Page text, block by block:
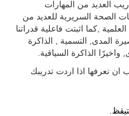
العديد من المهارات
الصحة السريرية للعديد من
,كما اثبتت فاعلية قدراتنا
المدى, التسمية , الذاكرة
الذاكرة السياقية.
تعرفها اذا اردت تدريبك